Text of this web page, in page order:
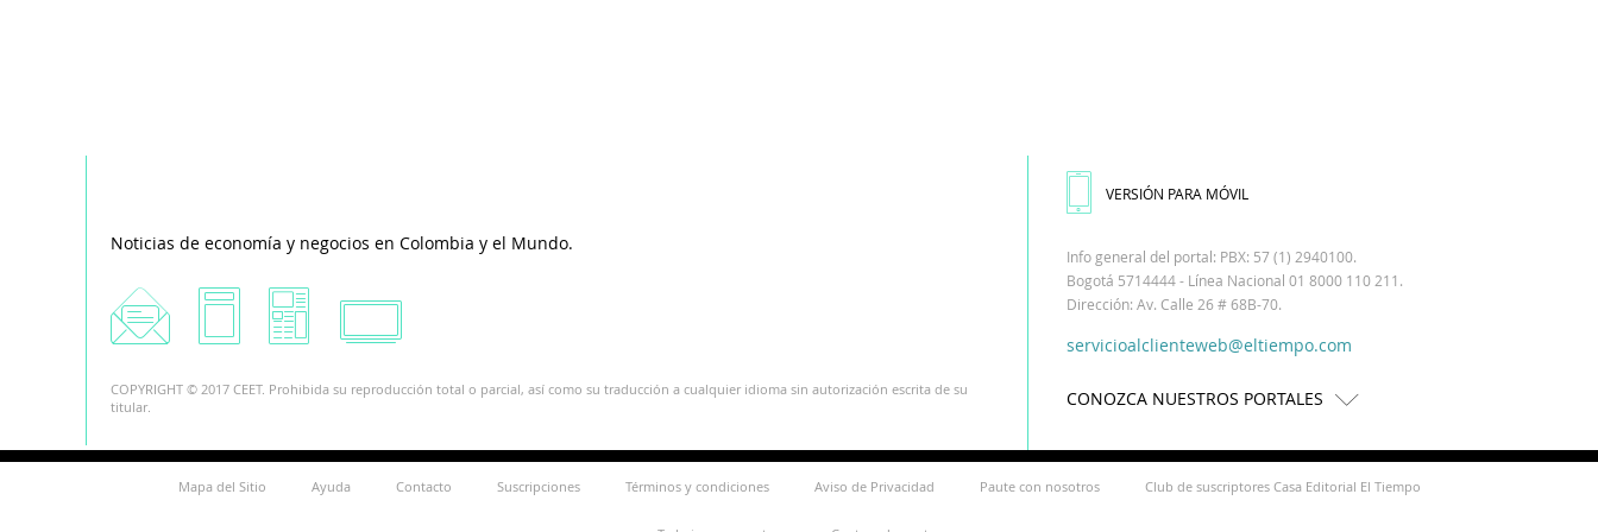
Noticias de economía y negocios en Colombia y el Mundo.
COPYRIGHT © 2017 CEET. Prohibida su reproducción total o parcial, así como su traducción a cualquier idioma sin autorización escrita de su
titular.
VERSIÓN PARA MÓVIL
Info general del portal: PBX: 57 (1) 2940100.
Bogotá 5714444 - Línea Nacional 01 8000 110 211.
Dirección: Av. Calle 26 # 68B-70.
servicioalclienteweb@eltiempo.com
CONOZCA NUESTROS PORTALES
Mapa del Sitio Ayuda Contacto Suscripciones Términos y condiciones Aviso de Privacidad Paute con nosotros Club de suscriptores Casa Editorial El Tiempo